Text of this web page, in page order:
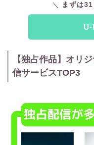
まずは
U-
【独占作品】オリ
信サービスTOP3